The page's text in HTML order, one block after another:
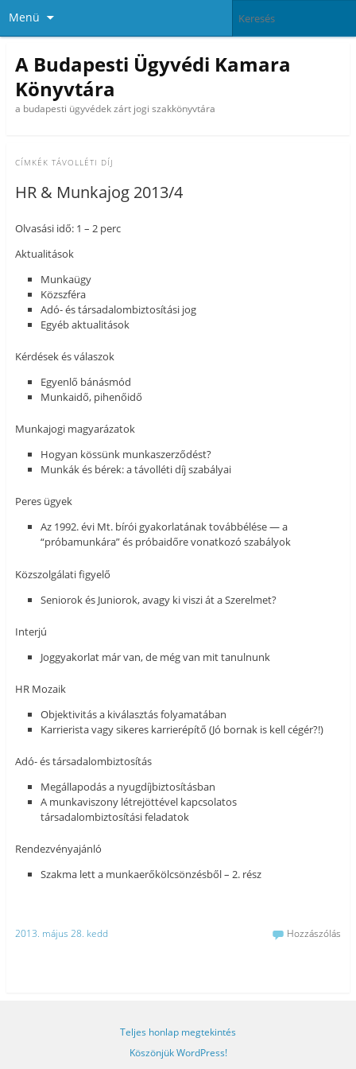
Menü
A Budapesti Ügyvédi Kamara
Könyvtára
a budapesti ügyvédek zárt jogi szakkönyvtára
CÍMKÉK TÁVOLLÉTI DÍJ
HR & Munkajog 2013/4
Olvasási idő: 1 – 2 perc
Aktualitások
Munkaügy
Közszféra
Adó- és társadalombiztosítási jog
Egyéb aktualitások
Kérdések és válaszok
Egyenlő bánásmód
Munkaidő, pihenőidő
Munkajogi magyarázatok
Hogyan kössünk munkaszerződést?
Munkák és bérek: a távolléti díj szabályai
Peres ügyek
Az 1992. évi Mt. bírói gyakorlatának továbbélése — a
“próbamunkára” és próbaidőre vonatkozó szabályok
Közszolgálati figyelő
Seniorok és Juniorok, avagy ki viszi át a Szerelmet?
Interjú
Joggyakorlat már van, de még van mit tanulnunk
HR Mozaik
Objektivitás a kiválasztás folyamatában
Karrierista vagy sikeres karrierépítő (Jó bornak is kell cégér?!)
Adó- és társadalombiztosítás
Megállapodás a nyugdíjbiztosításban
A munkaviszony létrejöttével kapcsolatos
társadalombiztosítási feladatok
Rendezvényajánló
Szakma lett a munkaerőkölcsönzésből – 2. rész
2013. május 28. kedd Hozzászólás
Teljes honlap megtekintés
Köszönjük WordPress!